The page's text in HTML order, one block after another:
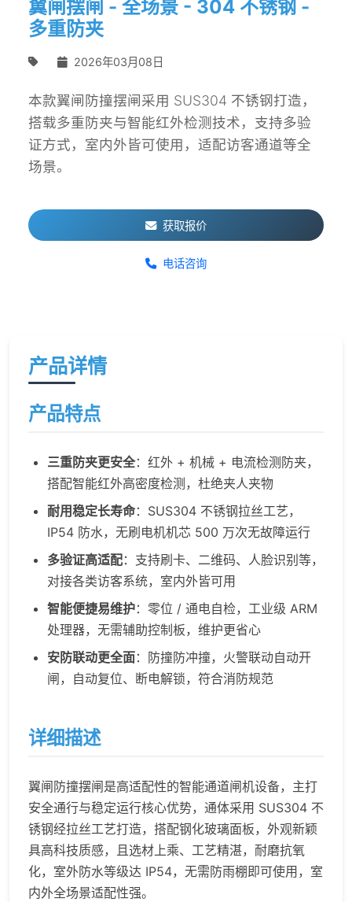
翼闸摆闸 - 全场景 - 304 不锈钢 -
多重防夹
2026年03月08日
本款翼闸防撞摆闸采用 SUS304 不锈钢打造，
搭载多重防夹与智能红外检测技术，支持多验
证方式，室内外皆可使用，适配访客通道等全
场景。
获取报价
电话咨询
产品详情
产品特点
三重防夹更安全：红外 + 机械 + 电流检测防夹，
搭配智能红外高密度检测，杜绝夹人夹物
耐用稳定长寿命：SUS304 不锈钢拉丝工艺，
IP54 防水，无刷电机机芯 500 万次无故障运行
多验证高适配：支持刷卡、二维码、人脸识别等，
对接各类访客系统，室内外皆可用
智能便捷易维护：零位 / 通电自检，工业级 ARM
处理器，无需辅助控制板，维护更省心
安防联动更全面：防撞防冲撞，火警联动自动开
闸，自动复位、断电解锁，符合消防规范
详细描述
翼闸防撞摆闸是高适配性的智能通道闸机设备，主打
安全通行与稳定运行核心优势，通体采用 SUS304 不
锈钢经拉丝工艺打造，搭配钢化玻璃面板，外观新颖
具高科技质感，且选材上乘、工艺精湛，耐磨抗氧
化，室外防水等级达 IP54，无需防雨棚即可使用，室
内外全场景适配性强。